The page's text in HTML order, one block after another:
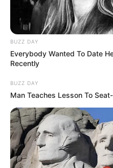
Fail! 10 Potret
Dimasak yang Bikin
Nggak Selera
BUZZ DAY
Everybody Wanted To Date
Recently
BUZZ DAY
Man Teaches Lesson To